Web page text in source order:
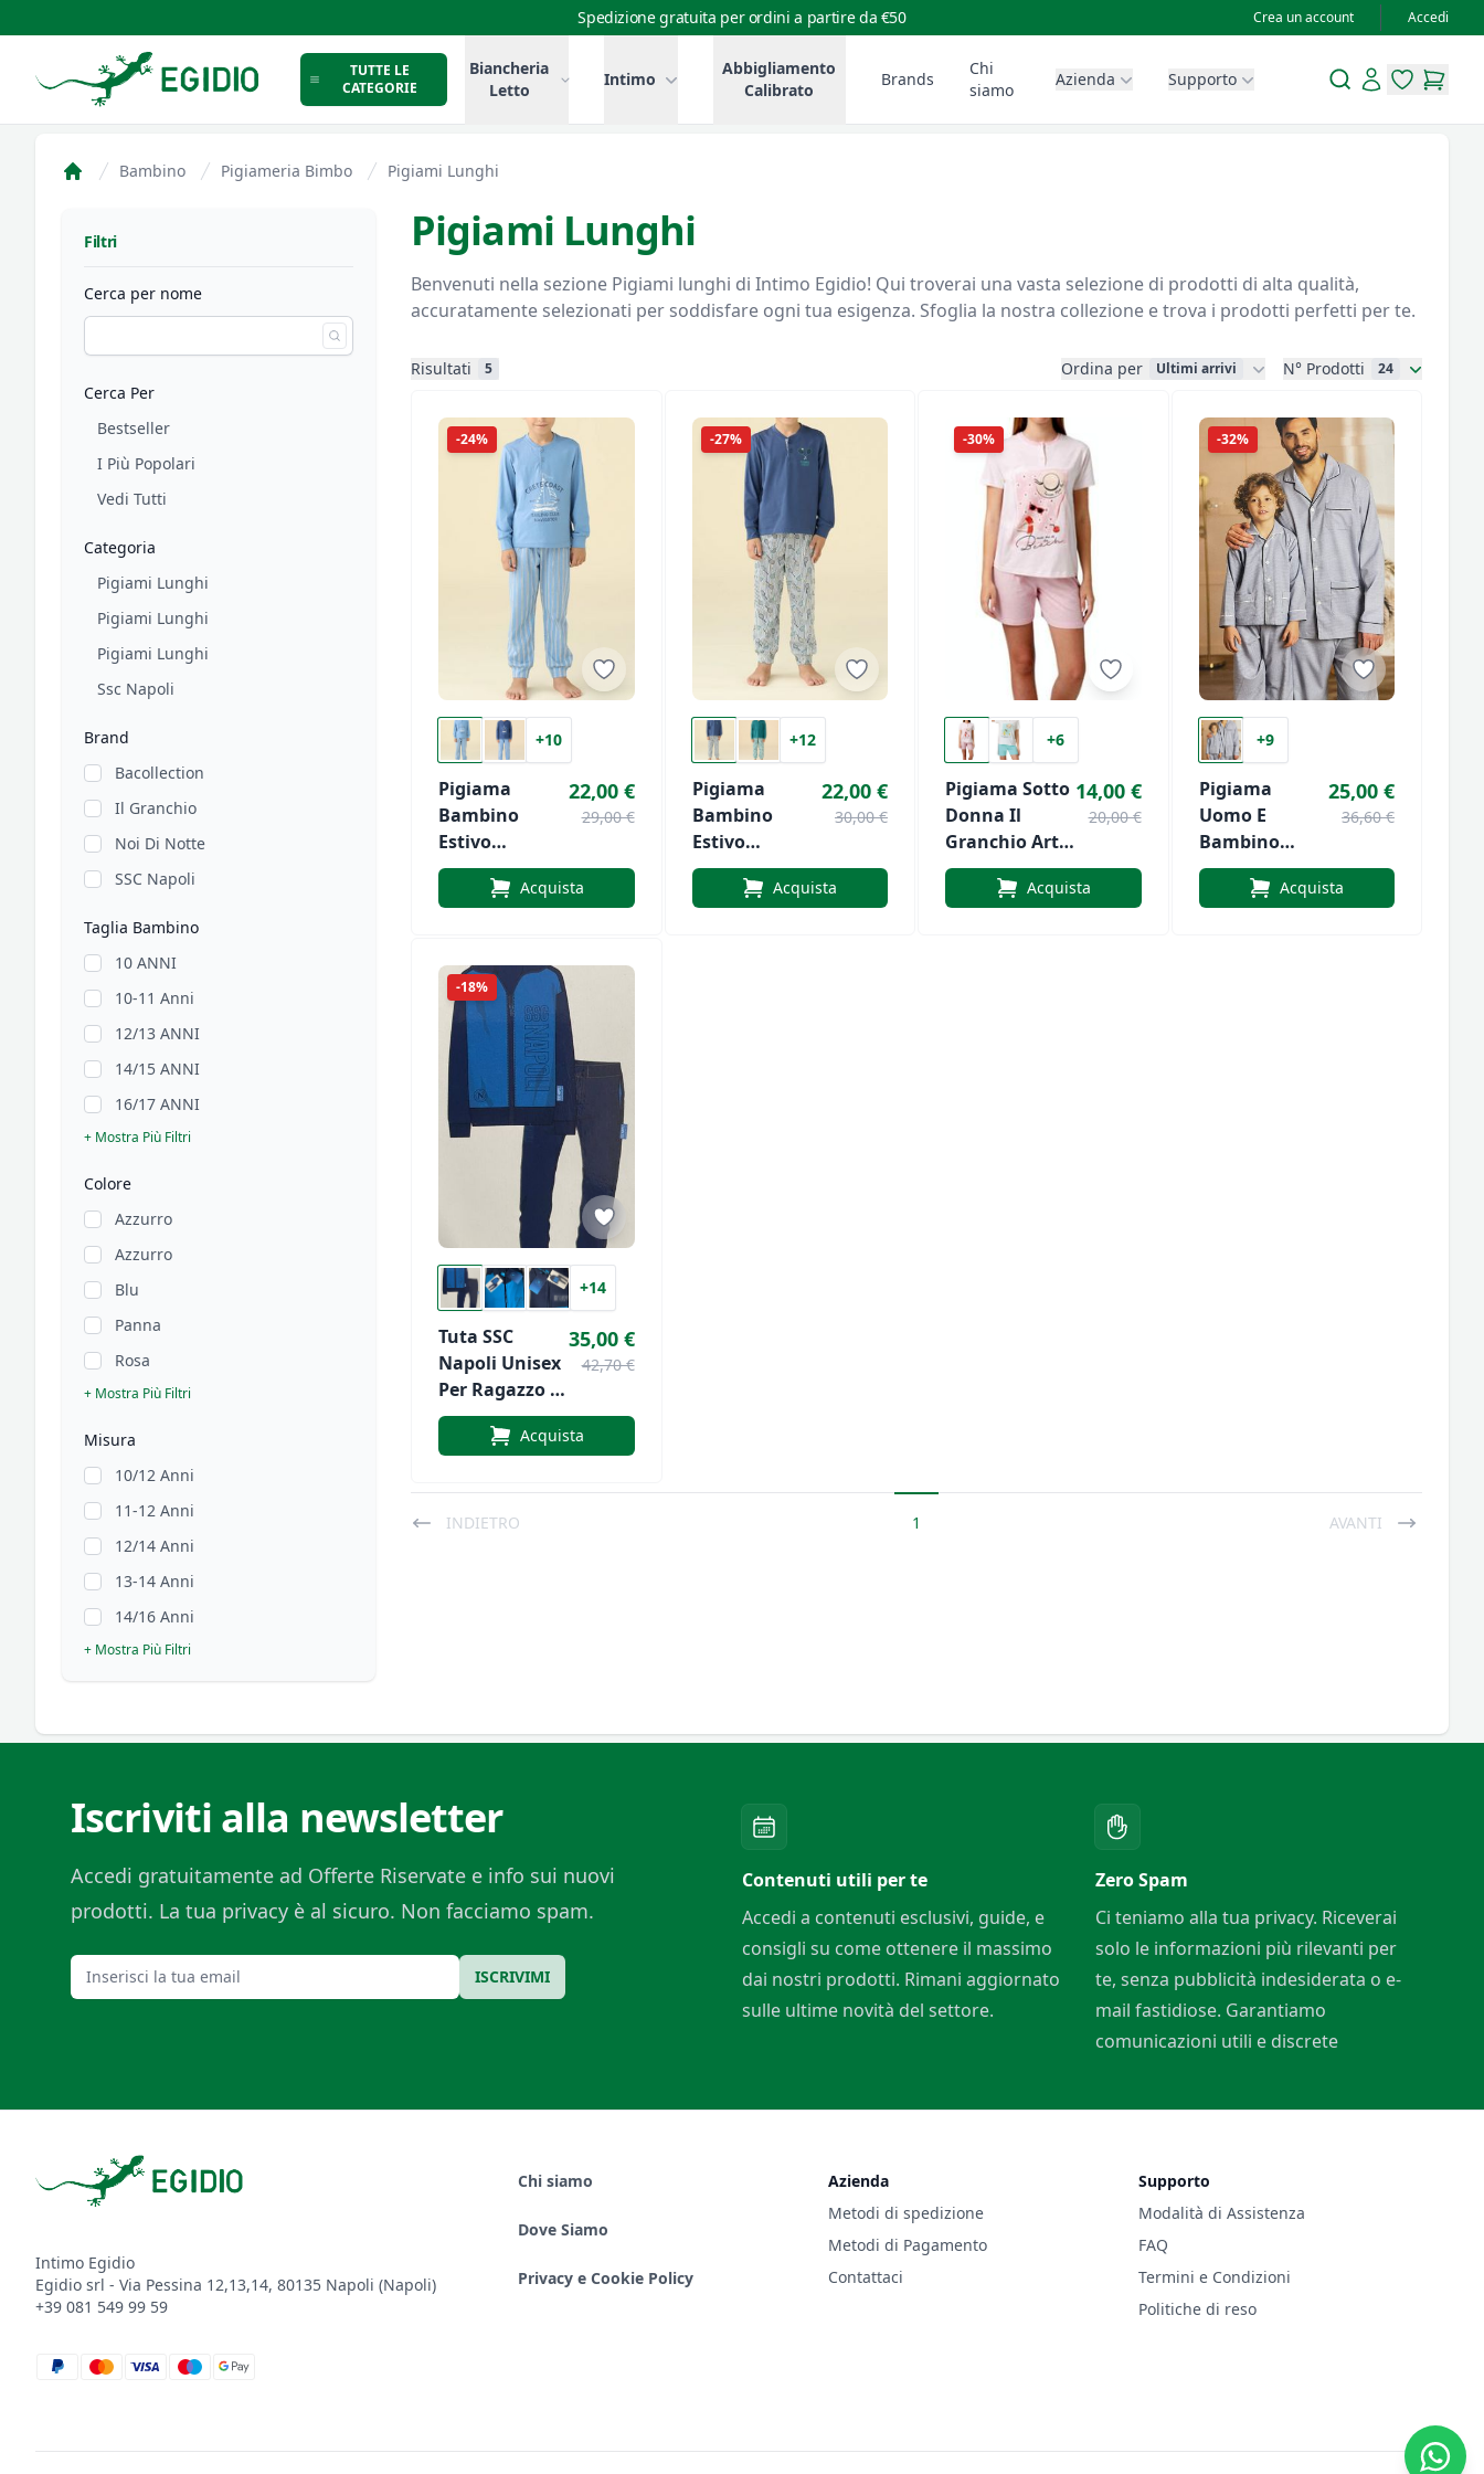
Spedizione gratuita per ordini a partire da €50 Crea un account Accedi
Intimo Egidio
TUTTE LE
CATEGORIE
Biancheria
Letto
Intimo
Abbigliamento
Calibrato
Brands
Chi
siamo
Azienda Supporto SearchAccount
items in
items
Bambino Pigiameria Bimbo Pigiami Lunghi
Filtri
Cerca per nome
Cerca Per
Bestseller
I Più Popolari
Vedi Tutti
Categoria
Pigiami Lunghi
Pigiami Lunghi
Pigiami Lunghi
Ssc Napoli
Brand
Bacollection
Il Granchio
Noi Di Notte
SSC Napoli
Taglia Bambino
10 ANNI
10-11 Anni
12/13 ANNI
14/15 ANNI
16/17 ANNI
+ Mostra Più Filtri
Colore
Azzurro
Azzurro
Blu
Panna
Rosa
+ Mostra Più Filtri
Misura
10/12 Anni
11-12 Anni
12/14 Anni
13-14 Anni
14/16 Anni
+ Mostra Più Filtri
Pigiami Lunghi
Benvenuti nella sezione Pigiami lunghi di Intimo Egidio! Qui troverai una vasta selezione di prodotti di alta qualità,
accuratamente selezionati per soddisfare ogni tua esigenza. Sfoglia la nostra collezione e trova i prodotti perfetti per te.
Risultati 5 Ordina per Ultimi arrivi N° Prodotti 24
-24%
+10
Pigiama
Bambino
Estivo
Noidinotte
Art. 2615
22,00 €
29,00 €
Acquista
-27%
+12
Pigiama
Bambino
Estivo
Noidinotte
Art. 2614
22,00 €
30,00 €
Acquista
-30%
+6
Pigiama Sotto
Donna Il
Granchio Art.
GP7138
14,00 €
20,00 €
Acquista
-32%
+9
Pigiama
Uomo E
Bambino
Aperto Con
Bottoni Di
25,00 €
36,60 €
Acquista
-18%
+14
Tuta SSC
Napoli Unisex
Per Ragazzo E
Bambino
35,00 €
42,70 €
Acquista
INDIETRO 1 AVANTI
Iscriviti alla newsletter
Accedi gratuitamente ad Offerte Riservate e info sui nuovi
prodotti. La tua privacy è al sicuro. Non facciamo spam.
Email ISCRIVIMI
Contenuti utili per te
Accedi a contenuti esclusivi, guide, e
consigli su come ottenere il massimo
dai nostri prodotti. Rimani aggiornato
sulle ultime novità del settore.
Zero Spam
Ci teniamo alla tua privacy. Riceverai
solo le informazioni più rilevanti per
te, senza pubblicità indesiderata o e-
mail fastidiose. Garantiamo
comunicazioni utili e discrete
Intimo Egidio
Egidio srl - Via Pessina 12,13,14, 80135 Napoli (Napoli)
+39 081 549 99 59
paypal
mastercard
visa
maestro
google_pay
Chi siamo
Dove Siamo
Privacy e Cookie Policy
Azienda
Metodi di spedizione
Metodi di Pagamento
Contattaci
Supporto
Modalità di Assistenza
FAQ
Termini e Condizioni
Politiche di reso